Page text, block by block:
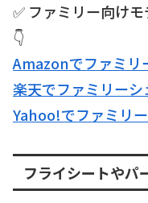
✅ ファミリー向け
👇
Amazonでファミリ
楽天でファミリー
Yahoo!でファミリ
フライシートやパ